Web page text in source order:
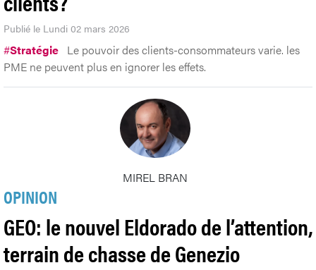
Publié le Lundi 02 mars 2026
#Stratégie Le pouvoir des clients-consommateurs varie. les
PME ne peuvent plus en ignorer les effets.
MIREL BRAN
OPINION
GEO: le nouvel Eldorado de l’attention,
terrain de chasse de Genezio